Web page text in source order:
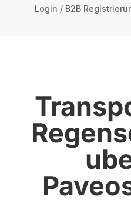
Login / B2B